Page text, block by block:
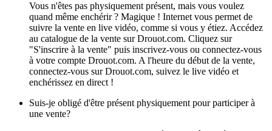
Vous n'êtes pas physiquement présent, mais vous voulez
quand même enchérir ? Magique ! Internet vous permet de
suivre la vente en live vidéo, comme si vous y étiez. Accédez
au catalogue de la vente sur Drouot.com. Cliquez sur
"S'inscrire à la vente" puis inscrivez-vous ou connectez-vous
à votre compte Drouot.com. A l'heure du début de la vente,
connectez-vous sur Drouot.com, suivez le live vidéo et
enchérissez en direct !
Suis-je obligé d'être présent physiquement pour participer à
une vente?